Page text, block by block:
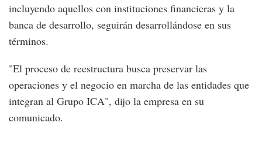
incluyendo aquellos con instituciones financieras y la
banca de desarrollo, seguirán desarrollándose en sus
términos.
"El proceso de reestructura busca preservar las
operaciones y el negocio en marcha de las entidades que
integran al Grupo ICA", dijo la empresa en su
comunicado.